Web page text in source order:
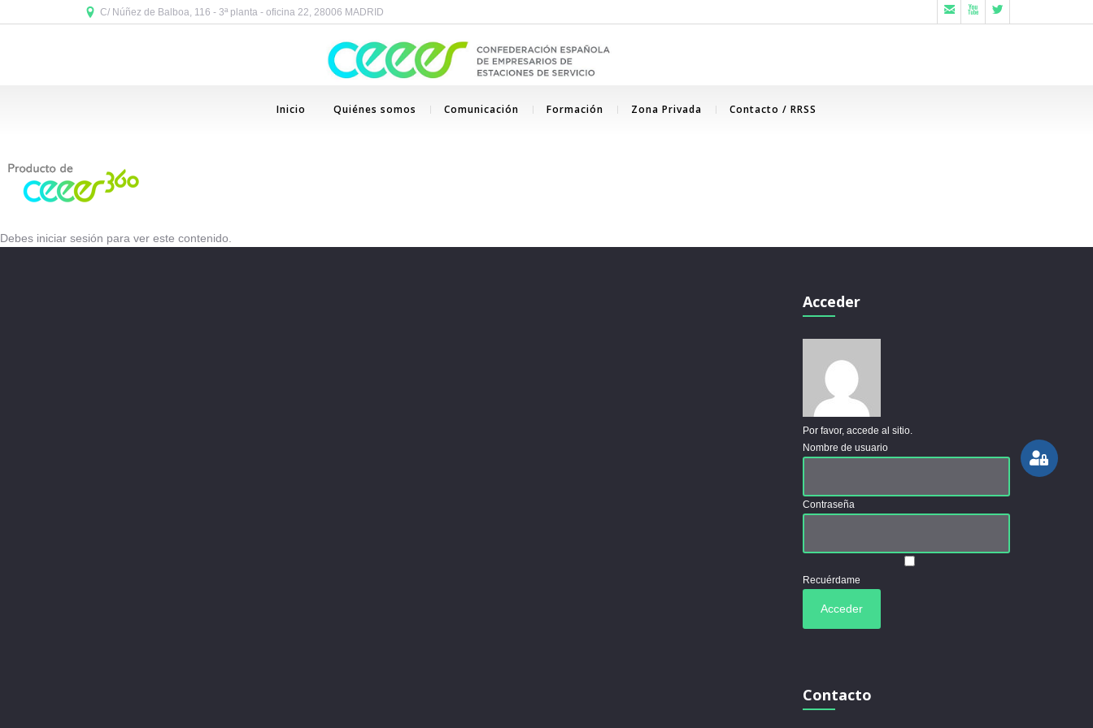
C/ Núñez de Balboa, 116 - 3ª planta - oficina 22, 28006 MADRID   
Inicio Quiénes somos Comunicación Formación Zona Privada Contacto / RRSS
Debes iniciar sesión para ver este contenido.
Acceder
Por favor, accede al sitio.
Nombre de usuario
Contraseña
Recuérdame
Contacto